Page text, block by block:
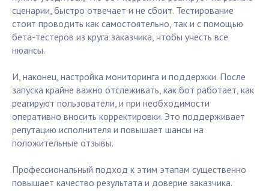
сценарии, быстро отвечает и не сбоит. Тестирование
стоит проводить как самостоятельно, так и с помощью
бета-тестеров из круга заказчика, чтобы учесть все
нюансы.
И, наконец, настройка мониторинга и поддержки. После
запуска крайне важно отслеживать, как бот работает, как
реагируют пользователи, и при необходимости
оперативно вносить корректировки. Это поддерживает
репутацию исполнителя и повышает шансы на
положительные отзывы.
Профессиональный подход к этим этапам существенно
повышает качество результата и доверие заказчика.